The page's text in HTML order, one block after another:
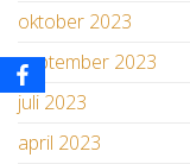
oktober 2023
september 2023
juli 2023
april 2023